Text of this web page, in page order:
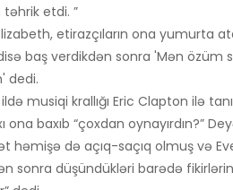
etdi. ”
etirazçıların ona yumurta
baş verdikdən sonra 'Mən
dedi.
musiqi krallığı Eric Clapton ilə
ona baxıb “çoxdan oynayırdın?”
həmişə də açıq-saçıq olmuş və
sonra düşündükləri barədə